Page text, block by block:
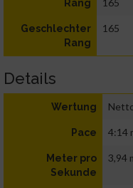
Rang 165
Geschlechter
Rang
165
Details
Wertung
Pace 4:14
Meter pro
Sekunde
3,94